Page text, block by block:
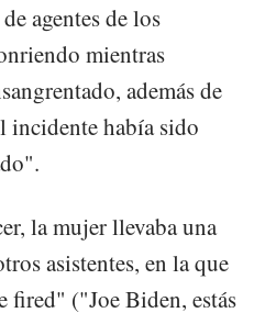
agentes de los
mientras
además de
incidente había sido
la mujer llevaba una
asistentes, en la que
fired" ("Joe Biden, estás